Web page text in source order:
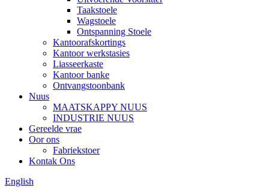
Taakstoele
Wagstoele
Ontspanning Stoele
Kantoorafskortings
Kantoor werkstasies
Liasseerkaste
Kantoor banke
Ontvangstoonbank
Nuus
MAATSKAPPY NUUS
INDUSTRIE NUUS
Gereelde vrae
Oor ons
Fabriekstoer
Kontak Ons
English